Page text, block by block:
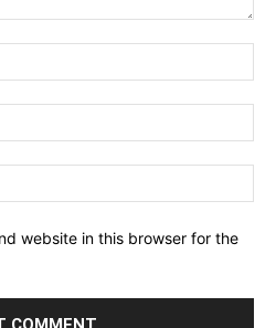
website in this browser for the